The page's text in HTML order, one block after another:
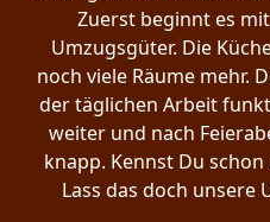
Zuerst beginnt es
Umzugsgüter. Die
noch viele Räume mehr.
der täglichen Arbeit
weiter und nach
knapp. Kennst Du
Lass das doch unsere